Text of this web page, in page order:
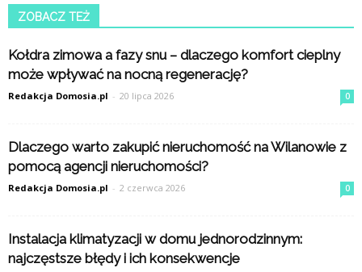
ZOBACZ TEŻ
Kołdra zimowa a fazy snu – dlaczego komfort cieplny
może wpływać na nocną regenerację?
Redakcja Domosia.pl - 20 lipca 2026 0
Dlaczego warto zakupić nieruchomość na Wilanowie z
pomocą agencji nieruchomości?
Redakcja Domosia.pl - 2 czerwca 2026 0
Instalacja klimatyzacji w domu jednorodzinnym:
najczęstsze błędy i ich konsekwencje